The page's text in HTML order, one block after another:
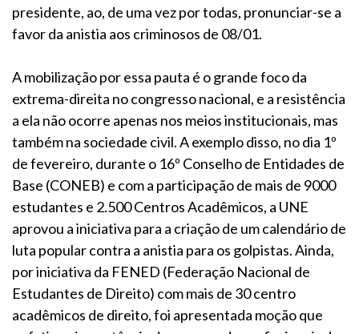
presidente, ao, de uma vez por todas, pronunciar-se a
favor da anistia aos criminosos de 08/01.
A mobilização por essa pauta é o grande foco da
extrema-direita no congresso nacional, e a resistência
a ela não ocorre apenas nos meios institucionais, mas
também na sociedade civil. A exemplo disso, no dia 1º
de fevereiro, durante o 16º Conselho de Entidades de
Base (CONEB) e com a participação de mais de 9000
estudantes e 2.500 Centros Acadêmicos, a UNE
aprovou a iniciativa para a criação de um calendário de
luta popular contra a anistia para os golpistas. Ainda,
por iniciativa da FENED (Federação Nacional de
Estudantes de Direito) com mais de 30 centro
acadêmicos de direito, foi apresentada moção que